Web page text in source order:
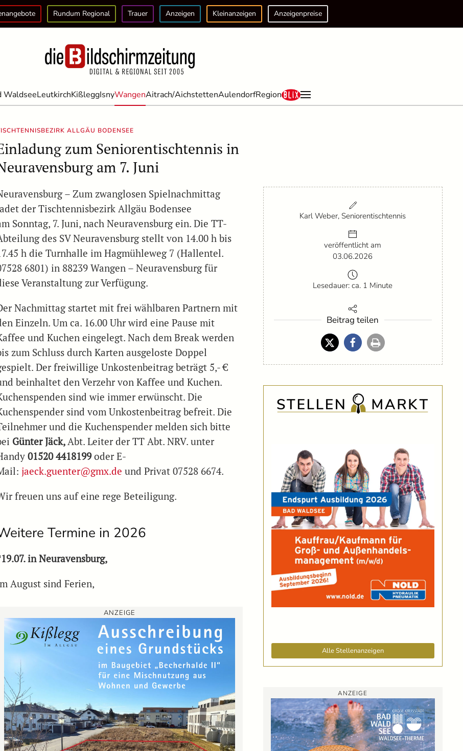
Rundum Regional Trauer Anzeigen Kleinanzeigen Anzeigenpreise
WaldseeLeutkirchKißleggIsnyWangenAitrach/AichstettenAulendorfRegion
ALLGÄU BODENSEE
zum Seniorentischtennis in
am 7. Juni
– Zum zwanglosen Spielnachmittag
der Tischtennisbezirk Allgäu Bodensee
Sonntag, 7. Juni, nach Neuravensburg ein. Die TT-
des SV Neuravensburg stellt von 14.00 h bis
h die Turnhalle im Hagmühleweg 7 (Hallentel.
6801) in 88239 Wangen – Neuravensburg für
Veranstaltung zur Verfügung.
Nachmittag startet mit frei wählbaren Partnern mit
Einzeln. Um ca. 16.00 Uhr wird eine Pause mit
und Kuchen eingelegt. Nach dem Break werden
zum Schluss durch Karten ausgeloste Doppel
Der freiwillige Unkostenbeitrag beträgt 5,- €
beinhaltet den Verzehr von Kaffee und Kuchen.
sind wie immer erwünscht. Die
sind vom Unkostenbeitrag befreit. Die
und die Kuchenspender melden sich bitte
Günter Jäck,Abt. Leiter der TT Abt. NRV. unter
01520 4418199oder E-
jaeck.guenter@gmx.de und Privat 07528 6674.
freuen uns auf eine rege Beteiligung.
Termine in 2026
in Neuravensburg,
August sind Ferien,
ANZEIGE
Karl Weber, Seniorentischtennis
veröffentlicht am
03.06.2026
Lesedauer: ca. 1 Minute
Beitrag teilen
Alle Stellenanzeigen
ANZEIGE